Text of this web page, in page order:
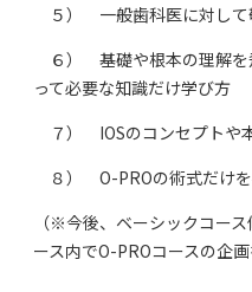
５） 一般歯科医に対して
６） 基礎や根本の理解を
って必要な知識だけ学び方
７） IOSのコンセプトや
８） O-PROの術式だけ
（※今後、ベーシックコー
ース内でO-PROコースの企